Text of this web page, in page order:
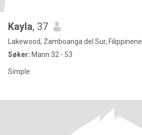
Kayla, 37
Lakewood, Zamboanga del Sur, Filippinene
Søker: Mann 32 - 53
Simple